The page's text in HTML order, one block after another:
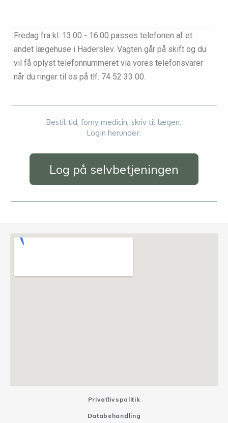
Fredag fra kl. 13:00 - 16:00 passes telefonen af et
andet lægehuse i Haderslev. Vagten går på skift og du
vil få oplyst telefonnummeret via vores telefonsvarer
når du ringer til os på tlf. 74 52 33 00.​
Bestil tid, forny medicin, skriv til lægen.
Login herunder:
Log på selvbetjeningen
Privatlivspolitik
Databehandling